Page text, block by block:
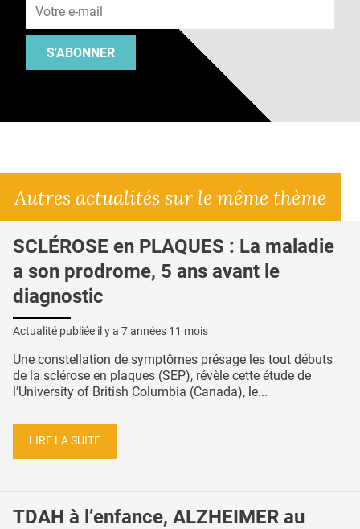
S'ABONNER
Autres actualités sur le même thème
SCLÉROSE en PLAQUES : La maladie
a son prodrome, 5 ans avant le
diagnostic
Actualité publiée il y a 7 années 11 mois
Une constellation de symptômes présage les tout débuts
de la sclérose en plaques (SEP), révèle cette étude de
l’University of British Columbia (Canada), le...
LIRE LA SUITE
TDAH à l’enfance, ALZHEIMER au